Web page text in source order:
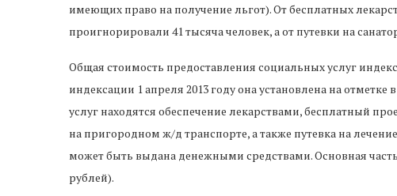
имеющих право на получение льгот). От бесплатных
проигнорировали 41 тысяча человек, а от путевки на
Общая стоимость предоставления социальных услуг
индексации 1 апреля 2013 году она установлена на
услуг находятся обеспечение лекарствами, бесплатный
на пригородном ж/д транспорте, а также путевка на
может быть выдана денежными средствами. Основная
рублей).